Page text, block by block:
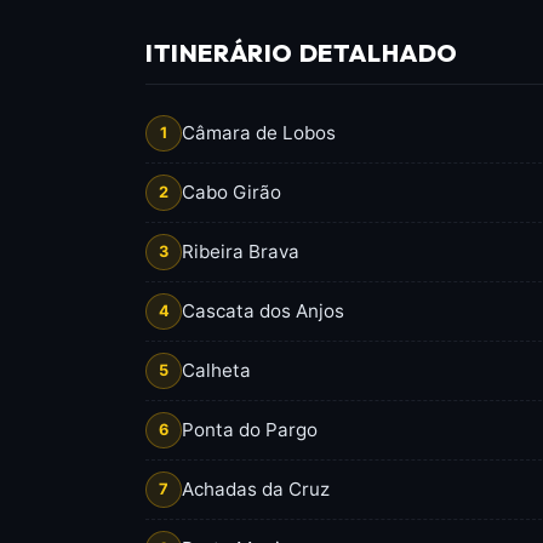
ITINERÁRIO DETALHADO
1 Câmara de Lobos
2 Cabo Girão
3 Ribeira Brava
4 Cascata dos Anjos
5 Calheta
6 Ponta do Pargo
7 Achadas da Cruz